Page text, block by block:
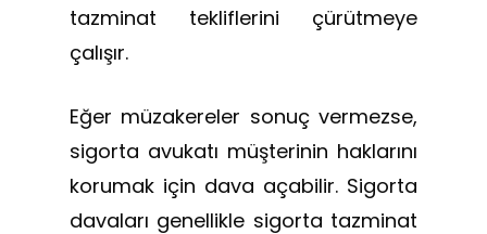
tazminat tekliflerini çürütmeye
çalışır.
Eğer müzakereler sonuç vermezse,
sigorta avukatı müşterinin haklarını
korumak için dava açabilir. Sigorta
davaları genellikle sigorta tazminat